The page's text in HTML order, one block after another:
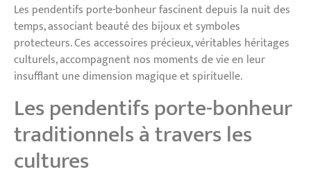
Les pendentifs porte-bonheur fascinent depuis la nuit des
temps, associant beauté des bijoux et symboles
protecteurs. Ces accessoires précieux, véritables héritages
culturels, accompagnent nos moments de vie en leur
insufflant une dimension magique et spirituelle.
Les pendentifs porte-bonheur
traditionnels à travers les
cultures